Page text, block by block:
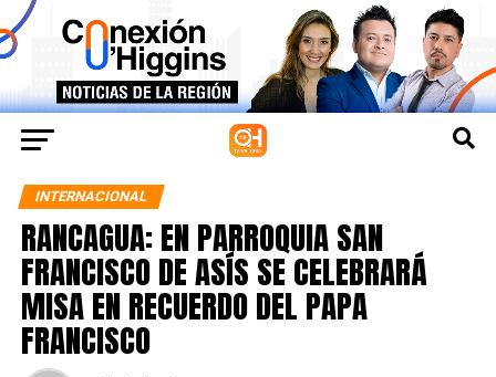
INTERNACIONAL
RANCAGUA: EN PARROQUIA SAN
FRANCISCO DE ASÍS SE CELEBRARÁ
MISA EN RECUERDO DEL PAPA
FRANCISCO